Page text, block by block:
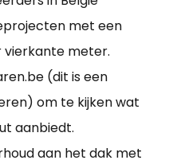
met een
vierkante meter.
(dit is een
om te kijken wat
aanbiedt.
aan het dak met